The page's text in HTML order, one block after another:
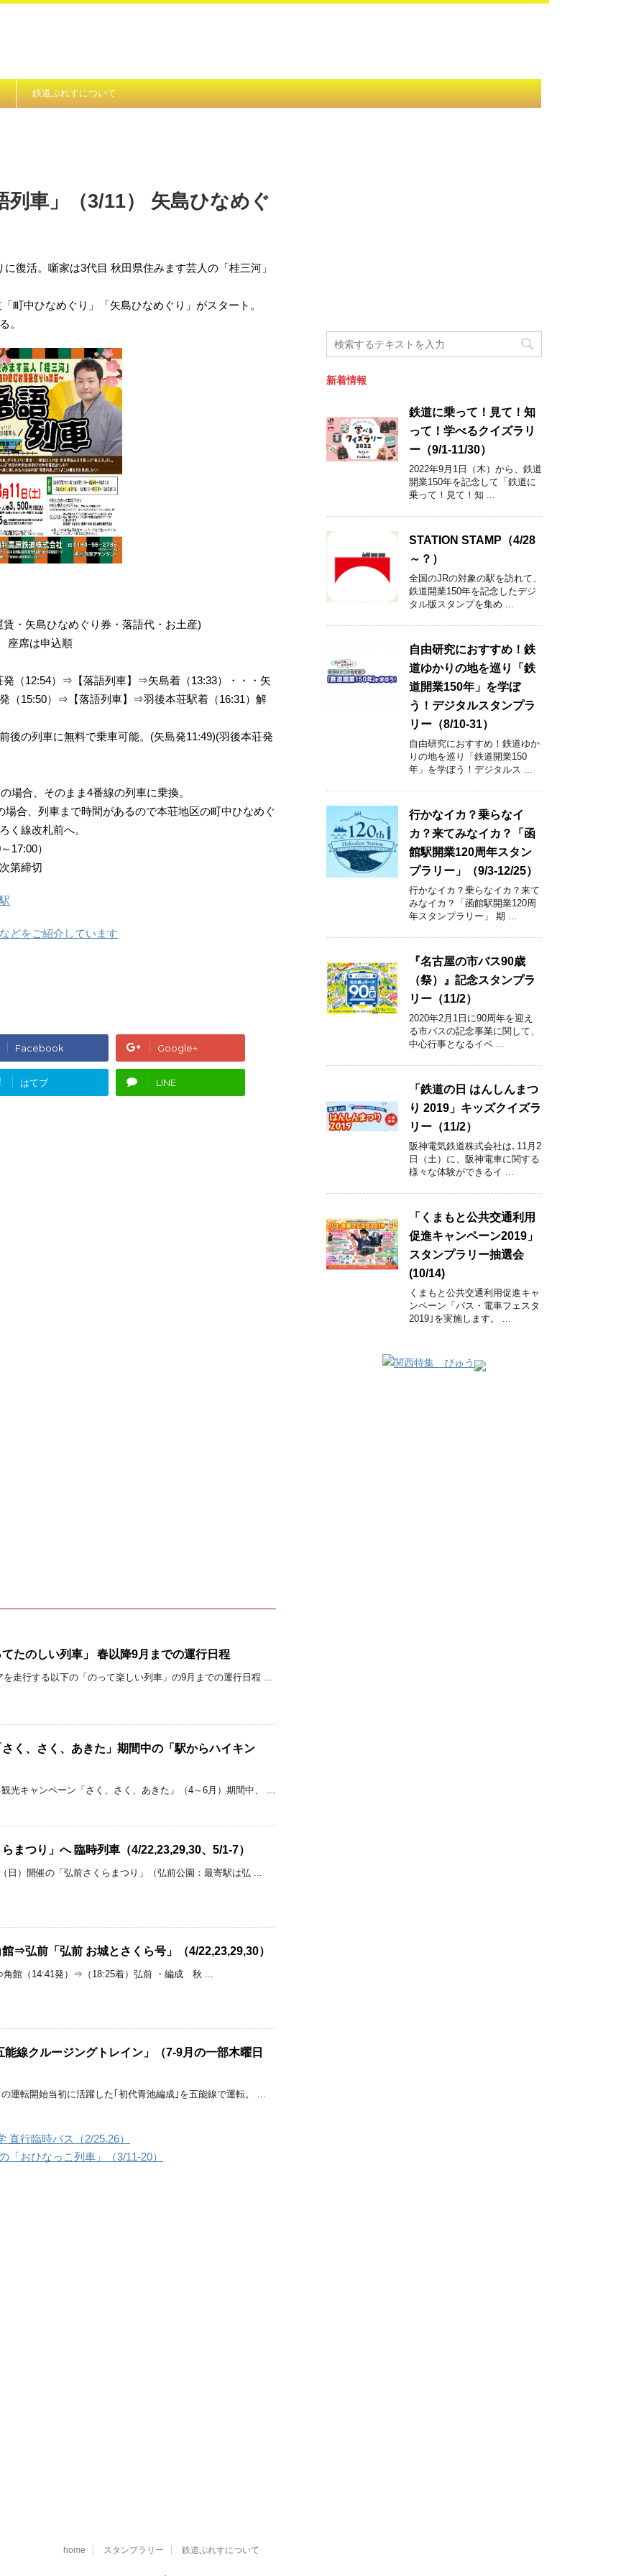
鉄道ぷれすについて
車」（3/11） 矢島ひなめぐ
復活。噺家は3代目 秋田県住みます芸人の「桂三河」
町中ひなめぐり」「矢島ひなめぐり」がスタート。
。
・矢島ひなめぐり券・落語代・お土産)
座席は申込順
（12:54）⇒【落語列車】⇒矢島着（13:33）・・・矢
（15:50）⇒【落語列車】⇒羽後本荘駅着（16:31）解
後の列車に無料で乗車可能。(矢島発11:49)(羽後本荘発
場合、そのまま4番線の列車に乗換。
場合、列車まで時間があるので本荘地区の町中ひなめぐ
く線改札前へ。
17:00）
第締切
どをご紹介しています
Facebook Google+
はてブ LINE
たのしい列車」 春以降9月までの運行日程
走行する以下の「のって楽しい列車」の9月までの運行日程 ...
く、さく、あきた」期間中の「駅からハイキン
光キャンペーン「さく、さく、あきた」（4～6月）期間中、 ...
まつり」へ 臨時列車（4/22,23,29,30、5/1-7）
日）開催の「弘前さくらまつり」（弘前公園：最寄駅は弘 ...
⇒弘前「弘前 お城とさくら号」（4/22,23,29,30）
館（14:41発）⇒（18:25着）弘前 ・編成 秋 ...
線クルージングトレイン」（7-9月の一部木曜日
運転開始当初に活躍した｢初代青池編成｣を五能線で運転。 ...
行臨時バス（2/25.26）
おひなっこ列車」（3/11-20）
新着情報
鉄道に乗って！見て！知
って！学べるクイズラリ
ー（9/1-11/30）
2022年9月1日（木）から、鉄道
開業150年を記念して「鉄道に
乗って！見て！知 ...
STATION STAMP（4/28
～？）
全国のJRの対象の駅を訪れて、
鉄道開業150年を記念したデジ
タル版スタンプを集め ...
自由研究におすすめ！鉄
道ゆかりの地を巡り「鉄
道開業150年」を学ぼ
う！デジタルスタンプラ
リー（8/10-31）
自由研究におすすめ！鉄道ゆか
りの地を巡り「鉄道開業150
年」を学ぼう！デジタルス ...
行かなイカ？乗らなイ
カ？来てみなイカ？「函
館駅開業120周年スタン
プラリー」（9/3-12/25）
行かなイカ？乗らなイカ？来て
みなイカ？「函館駅開業120周
年スタンプラリー」 期 ...
『名古屋の市バス90歳
（祭）』記念スタンプラ
リー（11/2）
2020年2月1日に90周年を迎え
る市バスの記念事業に関して、
中心行事となるイベ ...
「鉄道の日 はんしんまつ
り 2019」キッズクイズラ
リー（11/2）
阪神電気鉄道株式会社は､11月2
日（土）に、阪神電車に関する
様々な体験ができるイ ...
「くまもと公共交通利用
促進キャンペーン2019」
スタンプラリー抽選会
(10/14)
くまもと公共交通利用促進キャ
ンペーン「バス・電車フェスタ
2019｣を実施します。 ...
home スタンプラリー 鉄道ぷれすについて